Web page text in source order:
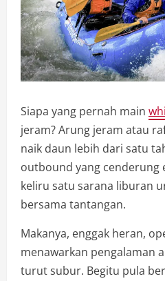
Siapa yang pernah main
jeram? Arung jeram atau
naik daun lebih dari satu
outbound yang cenderung
keliru satu sarana liburan
bersama tantangan.
Makanya, enggak heran,
menawarkan pengalaman
turut subur. Begitu pula